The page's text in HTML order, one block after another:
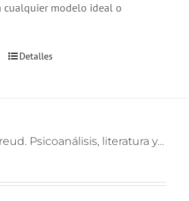
cualquier modelo ideal o
Detalles
La pulsión de Freud. Psicoanálisis, literatura y cine